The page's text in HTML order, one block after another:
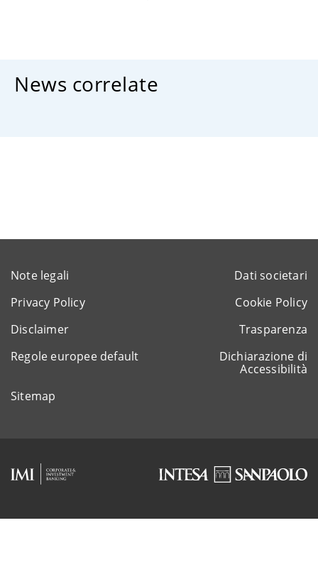
News correlate
Note legali
Dati societari
Privacy Policy
Cookie Policy
Disclaimer
Trasparenza
Regole europee default
Dichiarazione di
Accessibilità
Sitemap